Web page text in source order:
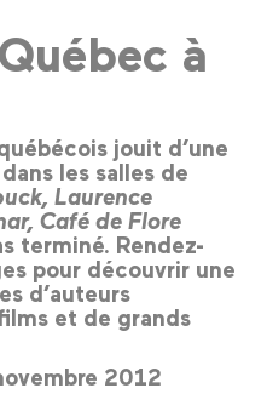
à
jouit d’une
les salles de
Laurence
Café de Flore
terminé. Rendez-
pour découvrir une
d’auteurs
et de grands
2012